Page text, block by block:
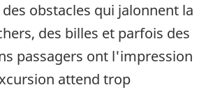
obstacles qui jalonnent la
des billes et parfois des
passagers ont l'impression
attend trop